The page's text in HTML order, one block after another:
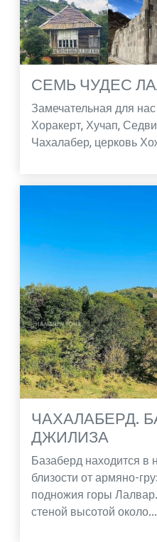
СЕМЬ ЧУДЕС
Замечательная для
Хоракерт, Хучап,
Чахалабер, церковь
ЧАХАЛАБЕРД.
ДЖИЛИЗА
Базаберд находится в
близости от армяно-
подножия горы
стеной высотой около...